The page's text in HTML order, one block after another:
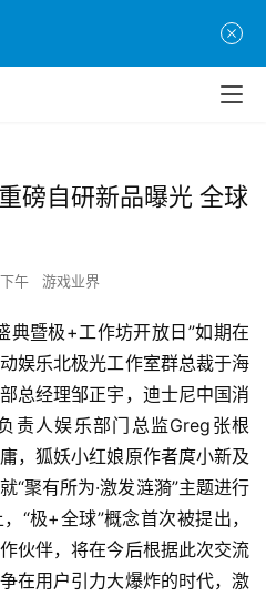
磅自研新品曝光 全球
午 游戏业界
典暨极+工作坊开放日”如期在
娱乐北极光工作室群总裁于海
总经理邹正宇，迪士尼中国消
责人娱乐部门总监Greg张根
，狐妖小红娘原作者庹小新及
“聚有所为·激发涟漪”主题进行
“极+全球”概念首次被提出，
伙伴，将在今后根据此次交流
在用户引力大爆炸的时代，激